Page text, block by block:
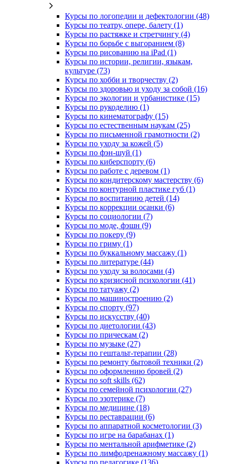
Курсы по логопедии и дефектологии (48)
Курсы по театру, опере, балету (1)
Курсы по растяжке и стретчингу (4)
Курсы по борьбе с выгоранием (8)
Курсы по рисованию на iPad (1)
Курсы по истории, религии, языкам,
культуре (73)
Курсы по хобби и творчеству (2)
Курсы по здоровью и уходу за собой (16)
Курсы по экологии и урбанистике (15)
Курсы по рукоделию (1)
Курсы по кинематографу (15)
Курсы по естественным наукам (25)
Курсы по письменной грамотности (2)
Курсы по уходу за кожей (5)
Курсы по фэн-шуй (1)
Курсы по киберспорту (6)
Курсы по работе с деревом (1)
Курсы по кондитерскому мастерству (6)
Курсы по контурной пластике губ (1)
Курсы по воспитанию детей (14)
Курсы по коррекции осанки (6)
Курсы по социологии (7)
Курсы по моде, фэшн (9)
Курсы по покеру (9)
Курсы по гриму (1)
Курсы по буккальному массажу (1)
Курсы по литературе (44)
Курсы по уходу за волосами (4)
Курсы по кризисной психологии (41)
Курсы по татуажу (2)
Курсы по машиностроению (2)
Курсы по спорту (97)
Курсы по искусству (40)
Курсы по диетологии (43)
Курсы по прическам (2)
Курсы по музыке (27)
Курсы по гештальт-терапии (28)
Курсы по ремонту бытовой техники (2)
Курсы по оформлению бровей (2)
Курсы по soft skills (62)
Курсы по семейной психологии (27)
Курсы по эзотерике (7)
Курсы по медицине (18)
Курсы по реставрации (6)
Курсы по аппаратной косметологии (3)
Курсы по игре на барабанах (1)
Курсы по ментальной арифметике (2)
Курсы по лимфодренажному массажу (1)